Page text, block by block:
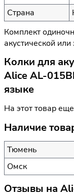
Страна
Комплект
акустической
Колки для
Alice AL-
языке
На этот товар
Наличие
Тюмень
Омск
Отзывы на